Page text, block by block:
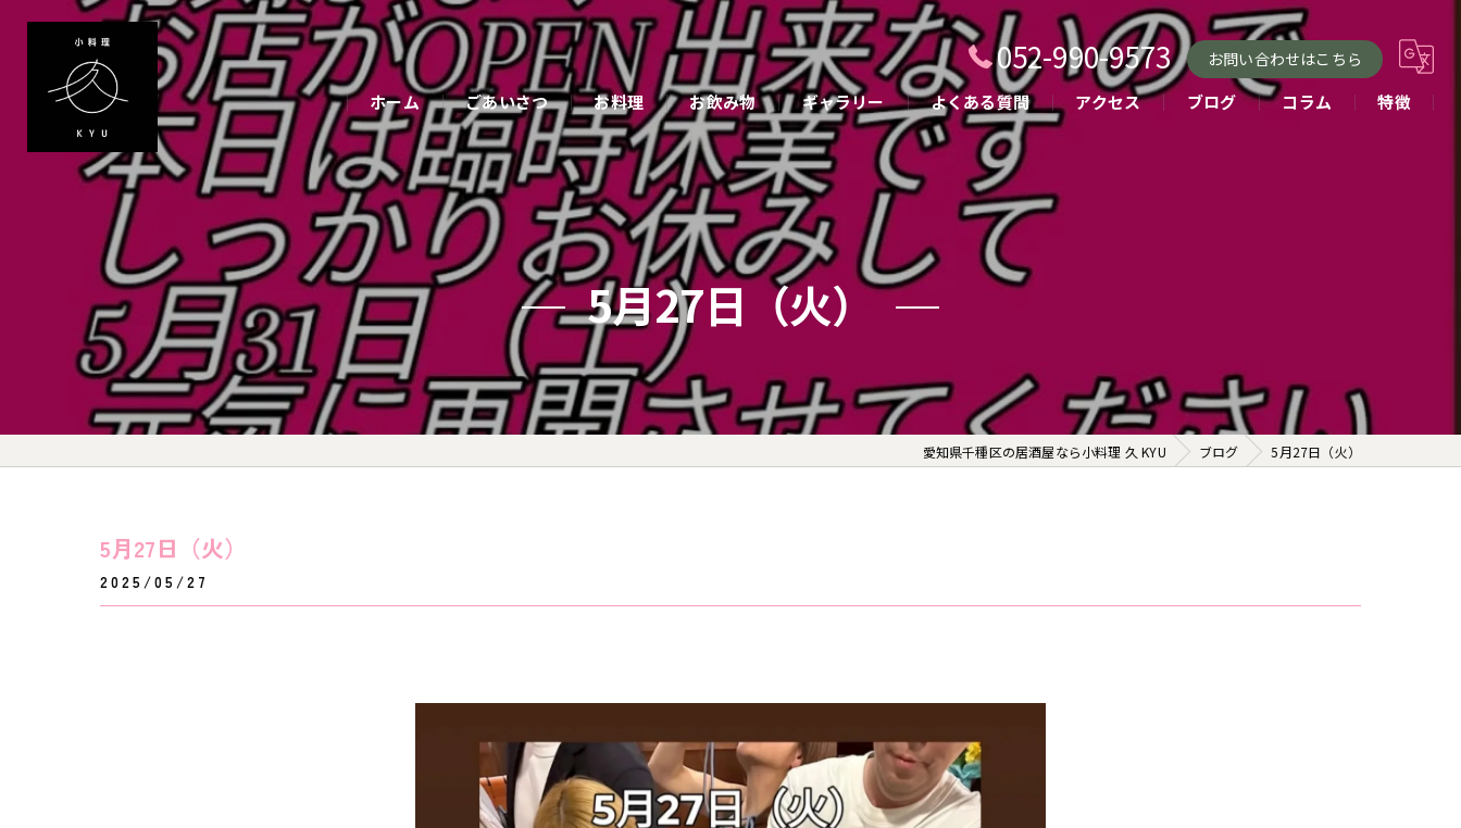
052-990-9573 お問い合わせはこちら
ホーム ごあいさつ お料理 お飲み物 ギャラリー よくある質問 アクセス ブログ コラム 特徴
5月27日（火）
愛知県千種区の居酒屋なら小料理 久 KYU ブログ 5月27日（火）
5月27日（火）
2025/05/27